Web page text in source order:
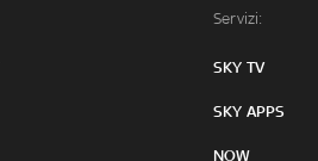
Servizi:
SKY TV
SKY APPS
NOW